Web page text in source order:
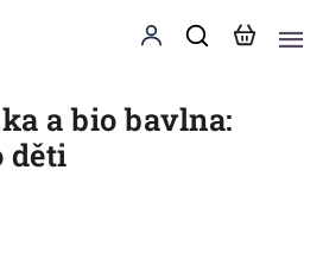
a bio bavlna:
děti